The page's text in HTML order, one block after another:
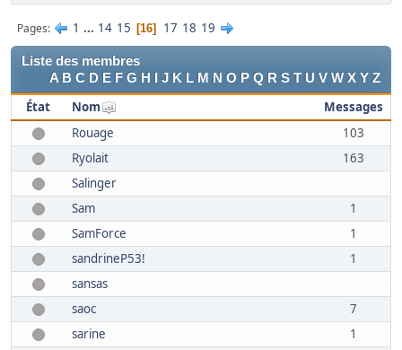
Pages 1 ... 14 15 16 17 18 19
Liste des membres
A B C D E F G H J K L M N O P Q R S T U V W X Y Z
État Nom
Messages
Rouage
103
Ryolait
163
Salinger
Sam
1
SamForce
1
sandrineP53!
1
sansas
saoc
7
sarine
1